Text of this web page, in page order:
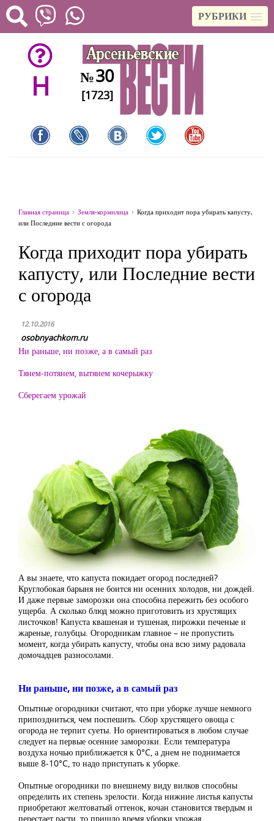
РУБРИКИ
H №30
[1723]
Главная страница Земля-кормилица
Когда приходит пора убирать капусту,
или Последние вести с огорода
Когда приходит пора убирать
капусту, или Последние вести
с огорода
12.10.2016
osobnyachkom.ru
Ни раньше, ни позже, а в самый раз
Тянем-потянем, вытянем кочерыжку
Сберегаем урожай
А вы знаете, что капуста покидает огород последней?
Круглобокая барыня не боится ни осенних холодов, ни дождей.
И даже первые заморозки она способна пережить без особого
ущерба. А сколько блюд можно приготовить из хрустящих
листочков! Капуста квашеная и тушеная, пирожки печеные и
жареные, голубцы. Огородникам главное – не пропустить
момент, когда убирать капусту, чтобы она всю зиму радовала
домочадцев разносолами.
Ни раньше, ни позже, а в самый раз
Опытные огородники считают, что при уборке лучше немного
припоздниться, чем поспешить. Сбор хрустящего овоща с
огорода не терпит суеты. Но ориентироваться в любом случае
следует на первые осенние заморозки. Если температура
воздуха ночью приближается к 0°C, а днем не поднимается
выше 8-10°C, то надо приступать к уборке.
Опытные огородники по внешнему виду вилков способны
определить их степень зрелости. Когда нижние листья капусты
приобретают желтоватый оттенок, кочан становится твердым и
перестает расти, то пришло время уборки урожая.